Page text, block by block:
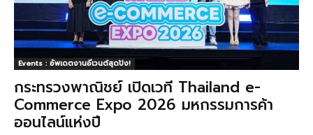
Events : อัพเดตงานอีเวนต์สุดปัง!
กระทรวงพาณิชย์ เปิดเวที Thailand e-
Commerce Expo 2026 มหกรรมการค้า
ออนไลน์แห่งปี